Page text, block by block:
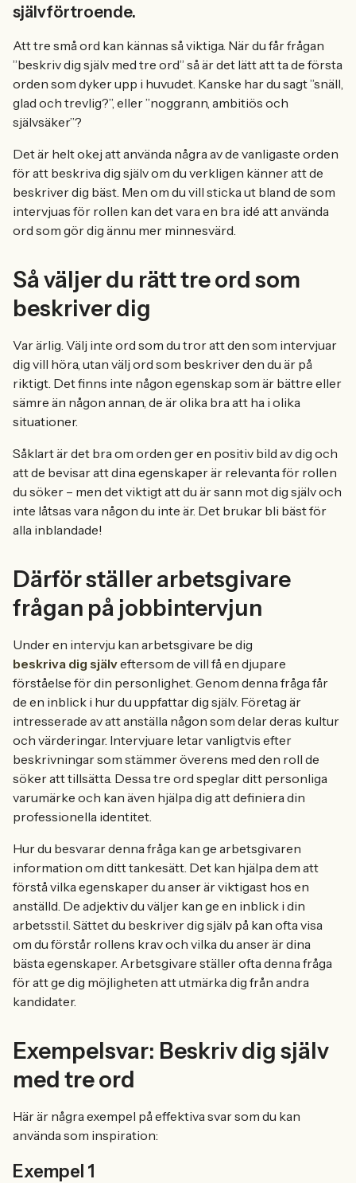
självförtroende.
Att tre små ord kan kännas så viktiga. När du får frågan
”beskriv dig själv med tre ord” så är det lätt att ta de första
orden som dyker upp i huvudet. Kanske har du sagt ”snäll,
glad och trevlig?”, eller ”noggrann, ambitiös och
självsäker”?
Det är helt okej att använda några av de vanligaste orden
för att beskriva dig själv om du verkligen känner att de
beskriver dig bäst. Men om du vill sticka ut bland de som
intervjuas för rollen kan det vara en bra idé att använda
ord som gör dig ännu mer minnesvärd.
Så väljer du rätt tre ord som
beskriver dig
Var ärlig. Välj inte ord som du tror att den som intervjuar
dig vill höra, utan välj ord som beskriver den du är på
riktigt. Det finns inte någon egenskap som är bättre eller
sämre än någon annan, de är olika bra att ha i olika
situationer.
Såklart är det bra om orden ger en positiv bild av dig och
att de bevisar att dina egenskaper är relevanta för rollen
du söker – men det viktigt att du är sann mot dig själv och
inte låtsas vara någon du inte är. Det brukar bli bäst för
alla inblandade!
Därför ställer arbetsgivare
frågan på jobbintervjun
Under en intervju kan arbetsgivare be dig
beskriva dig själveftersom de vill få en djupare
förståelse för din personlighet. Genom denna fråga får
de en inblick i hur du uppfattar dig själv. Företag är
intresserade av att anställa någon som delar deras kultur
och värderingar. Intervjuare letar vanligtvis efter
beskrivningar som stämmer överens med den roll de
söker att tillsätta. Dessa tre ord speglar ditt personliga
varumärke och kan även hjälpa dig att definiera din
professionella identitet.
Hur du besvarar denna fråga kan ge arbetsgivaren
information om ditt tankesätt. Det kan hjälpa dem att
förstå vilka egenskaper du anser är viktigast hos en
anställd. De adjektiv du väljer kan ge en inblick i din
arbetsstil. Sättet du beskriver dig själv på kan ofta visa
om du förstår rollens krav och vilka du anser är dina
bästa egenskaper. Arbetsgivare ställer ofta denna fråga
för att ge dig möjligheten att utmärka dig från andra
kandidater.
Exempelsvar: Beskriv dig själv
med tre ord
Här är några exempel på effektiva svar som du kan
använda som inspiration:
Exempel 1